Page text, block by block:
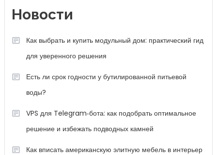
Новости
Как выбрать и купить модульный дом: практический гид
для уверенного решения
Есть ли срок годности у бутилированной питьевой
воды?
VPS для Telegram‑бота: как подобрать оптимальное
решение и избежать подводных камней
Как вписать американскую элитную мебель в интерьер